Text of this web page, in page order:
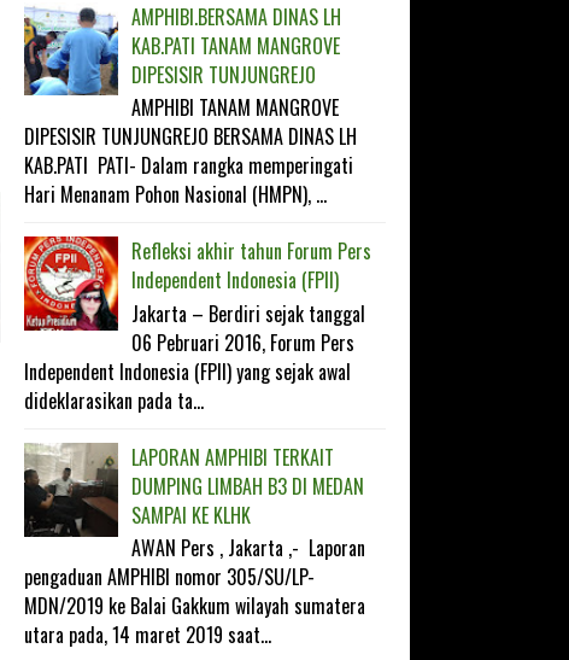
AMPHIBI.BERSAMA DINAS LH
KAB.PATI TANAM MANGROVE
DIPESISIR TUNJUNGREJO
AMPHIBI TANAM MANGROVE
DIPESISIR TUNJUNGREJO BERSAMA DINAS LH
KAB.PATI PATI- Dalam rangka memperingati
Hari Menanam Pohon Nasional (HMPN), ...
Refleksi akhir tahun Forum Pers
Independent Indonesia (FPII)
Jakarta – Berdiri sejak tanggal
06 Pebruari 2016, Forum Pers
Independent Indonesia (FPII) yang sejak awal
dideklarasikan pada ta...
LAPORAN AMPHIBI TERKAIT
DUMPING LIMBAH B3 DI MEDAN
SAMPAI KE KLHK
AWAN Pers , Jakarta ,- Laporan
pengaduan AMPHIBI nomor 305/SU/LP-
MDN/2019 ke Balai Gakkum wilayah sumatera
utara pada, 14 maret 2019 saat...